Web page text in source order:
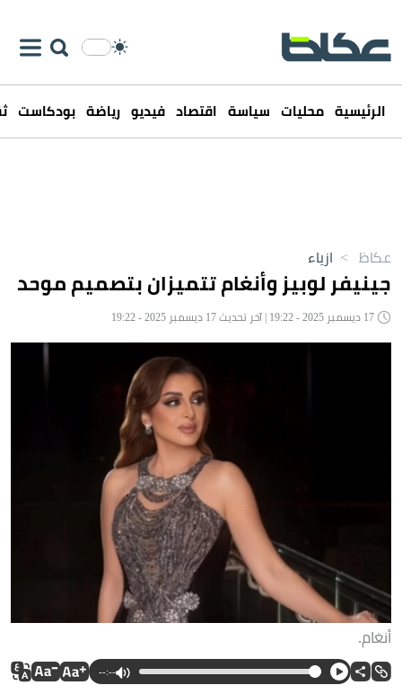
الرئيسية محليات سياسة اقتصاد فيديو رياضة بودكاست
عكاظ > ازياء
جينيفر لوبيز وأنغام تتميزان بتصميم موحد
أنغام.
--:--